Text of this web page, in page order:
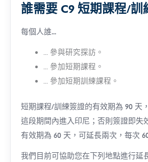
誰需要 C9 短期課程/訓
每個人誰...
... 參與研究探訪。
... 參加短期課程。
... 參加短期訓練課程。
短期課程/訓練簽證的有效期為 90 天
這段期間內進入印尼；否則簽證即失
有效期為 60 天，可延長兩次，每次
我們目前可協助您在下列地點進行延